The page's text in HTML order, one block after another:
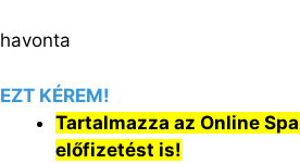
havonta
EZT KÉREM!
Tartalmazza az Online
előfizetést is!